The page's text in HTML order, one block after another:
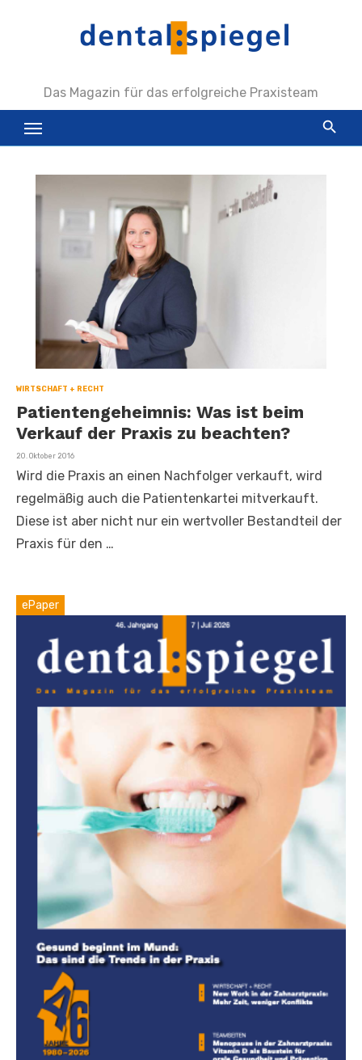
Das Magazin für das erfolgreiche Praxisteam
WIRTSCHAFT + RECHT
Patientengeheimnis: Was ist beim
Verkauf der Praxis zu beachten?
Veröffentlicht
20. Oktober 2016
Wird die Praxis an einen Nachfolger verkauft, wird
regelmäßig auch die Patientenkartei mitverkauft.
Diese ist aber nicht nur ein wertvoller Bestandteil der
Praxis für den …
ePaper